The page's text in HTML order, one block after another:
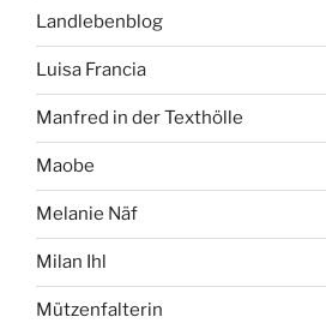
Landlebenblog
Luisa Francia
Manfred in der Texthölle
Maobe
Melanie Näf
Milan Ihl
Mützenfalterin